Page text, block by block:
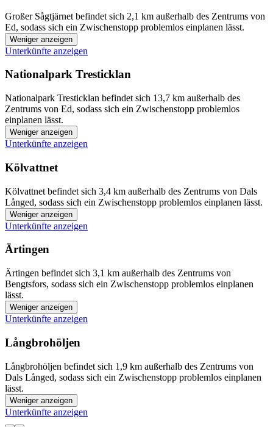
Großer Sågtjärnet befindet sich 2,1 km außerhalb des Zentrums von
Ed, sodass sich ein Zwischenstopp problemlos einplanen lässt.
Weniger anzeigen
Unterkünfte anzeigen
Nationalpark Tresticklan
Nationalpark Tresticklan befindet sich 13,7 km außerhalb des
Zentrums von Ed, sodass sich ein Zwischenstopp problemlos
einplanen lässt.
Weniger anzeigen
Unterkünfte anzeigen
Kölvattnet
Kölvattnet befindet sich 3,4 km außerhalb des Zentrums von Dals
Långed, sodass sich ein Zwischenstopp problemlos einplanen lässt.
Weniger anzeigen
Unterkünfte anzeigen
Ärtingen
Ärtingen befindet sich 3,1 km außerhalb des Zentrums von
Bengtsfors, sodass sich ein Zwischenstopp problemlos einplanen
lässt.
Weniger anzeigen
Unterkünfte anzeigen
Långbrohöljen
Långbrohöljen befindet sich 1,9 km außerhalb des Zentrums von
Dals Långed, sodass sich ein Zwischenstopp problemlos einplanen
lässt.
Weniger anzeigen
Unterkünfte anzeigen